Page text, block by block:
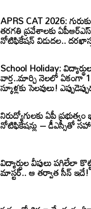
APRS CAT 2026:
తరగతి ప్రవేశాలకు
నోటిఫికేషన్‌ విడుదల..
School Holiday:
వార్త..మార్చి నెలలో ఏకంగా
స్కూళ్లకు సెలవులు!
నిరుద్యోగులకు ఏపీ
నోటిఫికేషన్లు – డీఎస్సీతో
విద్యార్ధుల వీపులు పగిలేలా
మాస్టర్.. ఆ తర్వాత సీన్‌ ఇదే!